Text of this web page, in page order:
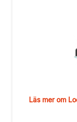
Läs mer om